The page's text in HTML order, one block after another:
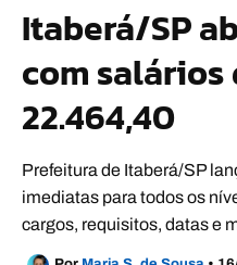
Itaberá/SP
com salários
22.464,40
Prefeitura de Itaberá/SP
imediatas para todos os
cargos, requisitos, datas e